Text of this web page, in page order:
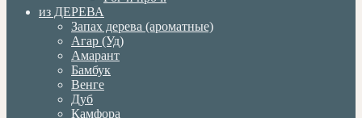
из ДЕРЕВА
Запах дерева (ароматные)
Агар (Уд)
Амарант
Бамбук
Венге
Дуб
Камфора